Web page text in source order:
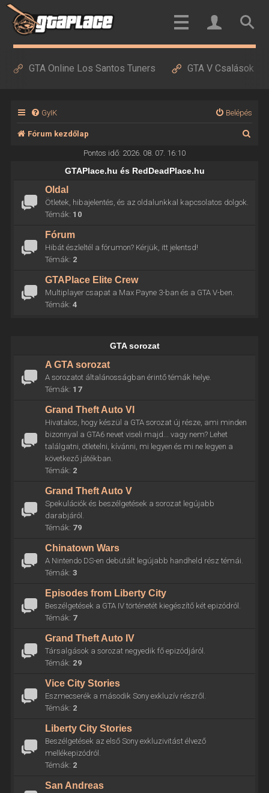
GTA Online Los Santos Tuners GTA V Csalások
GyIK Belépés
Fórum kezdőlap
Pontos idő: 2026. 08. 07. 16:10
GTAPlace.hu és RedDeadPlace.hu
Oldal
Ötletek, hibajelentés, és az oldalunkkal kapcsolatos dolgok.
Témák: 10
Fórum
Hibát észleltél a fórumon? Kérjük, itt jelentsd!
Témák: 2
GTAPlace Elite Crew
Multiplayer csapat a Max Payne 3-ban és a GTA V-ben.
Témák: 4
GTA sorozat
A GTA sorozat
A sorozatot általánosságban érintő témák helye.
Témák: 17
Grand Theft Auto VI
Hivatalos, hogy készül a GTA sorozat új része, ami minden
bizonnyal a GTA6 nevet viseli majd... vagy nem? Lehet
találgatni, ötletelni, kívánni, mi legyen és mi ne legyen a
következő játékban.
Témák: 2
Grand Theft Auto V
Spekulációk és beszélgetések a sorozat legújabb
darabjáról.
Témák: 79
Chinatown Wars
A Nintendo DS-en debütált legújabb handheld rész témái.
Témák: 3
Episodes from Liberty City
Beszélgetések a GTA IV történetét kiegészítő két epizódról.
Témák: 7
Grand Theft Auto IV
Társalgások a sorozat negyedik fő epizódjáról.
Témák: 29
Vice City Stories
Eszmecserék a második Sony exkluzív részről.
Témák: 2
Liberty City Stories
Beszélgetések az első Sony exkluzivitást élvező
mellékepizódról.
Témák: 2
San Andreas